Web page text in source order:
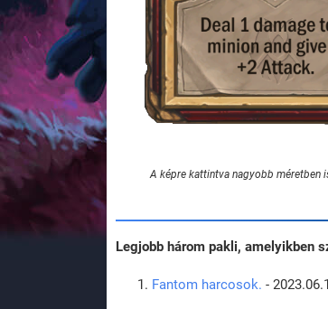
A képre kattintva nagyobb méretben
Legjobb három pakli, amelyikben
Fantom harcosok. -